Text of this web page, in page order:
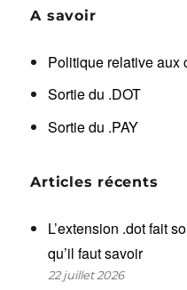
A savoir
Politique relative aux
Sortie du .DOT
Sortie du .PAY
Articles récents
L’extension .dot fait
qu’il faut savoir
22 juillet 2026